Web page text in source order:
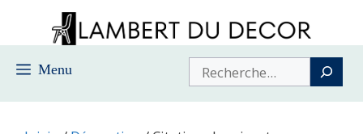
contenido
Menu Buscar